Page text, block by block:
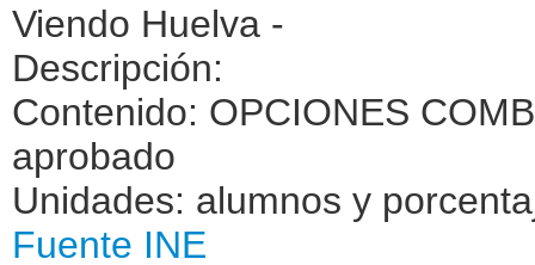
Viendo Huelva -
Descripción:
Contenido: OPCIONES
aprobado
Unidades: alumnos y
Fuente INE